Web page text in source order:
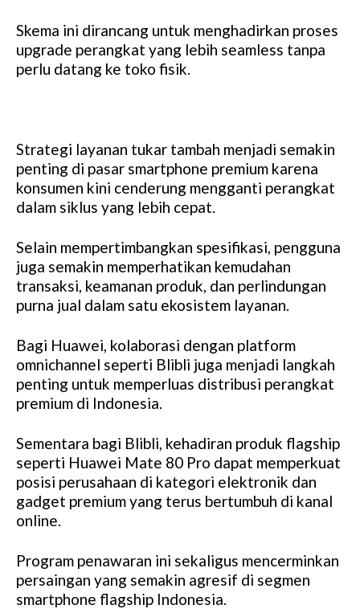
Skema ini dirancang untuk menghadirkan proses
upgrade perangkat yang lebih seamless tanpa
perlu datang ke toko fisik.
Strategi layanan tukar tambah menjadi semakin
penting di pasar smartphone premium karena
konsumen kini cenderung mengganti perangkat
dalam siklus yang lebih cepat.
Selain mempertimbangkan spesifikasi, pengguna
juga semakin memperhatikan kemudahan
transaksi, keamanan produk, dan perlindungan
purna jual dalam satu ekosistem layanan.
Bagi Huawei, kolaborasi dengan platform
omnichannel seperti Blibli juga menjadi langkah
penting untuk memperluas distribusi perangkat
premium di Indonesia.
Sementara bagi Blibli, kehadiran produk flagship
seperti Huawei Mate 80 Pro dapat memperkuat
posisi perusahaan di kategori elektronik dan
gadget premium yang terus bertumbuh di kanal
online.
Program penawaran ini sekaligus mencerminkan
persaingan yang semakin agresif di segmen
smartphone flagship Indonesia.